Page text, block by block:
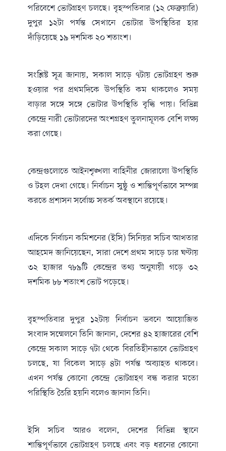
পরিবেশে ভোটগ্রহণ চলছে। বৃহস্পতিবার (১২ ফেব্রুয়ারি)
দুপুর ১২টা পর্যন্ত সেখানে ভোটার উপস্থিতির হার
দাঁড়িয়েছে ১৯ দশমিক ২০ শতাংশ।
সংশ্লিষ্ট সূত্র জানায়, সকাল সাড়ে ৭টায় ভোটগ্রহণ শুরু
হওয়ার পর প্রথমদিকে উপস্থিতি কম থাকলেও সময়
বাড়ার সঙ্গে সঙ্গে ভোটার উপস্থিতি বৃদ্ধি পায়। বিভিন্ন
কেন্দ্রে নারী ভোটারদের অংশগ্রহণ তুলনামূলক বেশি লক্ষ্য
করা গেছে।
কেন্দ্রগুলোতে আইনশৃঙ্খলা বাহিনীর জোরালো উপস্থিতি
ও টহল দেখা গেছে। নির্বাচন সুষ্ঠু ও শান্তিপূর্ণভাবে সম্পন্ন
করতে প্রশাসন সর্বোচ্চ সতর্ক অবস্থানে রয়েছে।
এদিকে নির্বাচন কমিশনের (ইসি) সিনিয়র সচিব আখতার
আহমেদ জানিয়েছেন, সারা দেশে প্রথম সাড়ে চার ঘণ্টায়
৩২ হাজার ৭৮৯টি কেন্দ্রের তথ্য অনুযায়ী গড়ে ৩২
দশমিক ৮৮ শতাংশ ভোট পড়েছে।
বৃহস্পতিবার দুপুর ১২টায় নির্বাচন ভবনে আয়োজিত
সংবাদ সম্মেলনে তিনি জানান, দেশের ৪২ হাজারের বেশি
কেন্দ্রে সকাল সাড়ে ৭টা থেকে বিরতিহীনভাবে ভোটগ্রহণ
চলছে, যা বিকেল সাড়ে ৪টা পর্যন্ত অব্যাহত থাকবে।
এখন পর্যন্ত কোনো কেন্দ্রে ভোটগ্রহণ বন্ধ করার মতো
পরিস্থিতি তৈরি হয়নি বলেও জানান তিনি।
ইসি সচিব আরও বলেন, দেশের বিভিন্ন স্থানে
শান্তিপূর্ণভাবে ভোটগ্রহণ চলছে এবং বড় ধরনের কোনো